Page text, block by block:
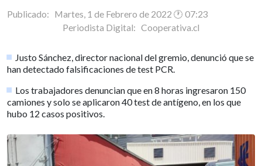
Publicado: Martes, 1 de Febrero de 2022 🕐 07:23
Periodista Digital: Cooperativa.cl
Justo Sánchez, director nacional del gremio, denunció que se
han detectado falsificaciones de test PCR.
Los trabajadores denuncian que en 8 horas ingresaron 150
camiones y solo se aplicaron 40 test de antígeno, en los que
hubo 12 casos positivos.